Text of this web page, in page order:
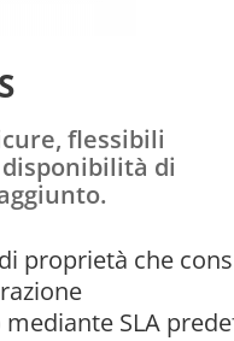
flessibili
di
proprietà che
SLA